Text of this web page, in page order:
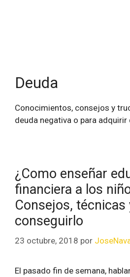
Deuda
Conocimientos, consejos y
deuda negativa o para
¿Como enseñar
financiera a los
Consejos,
conseguirlo
23 octubre, 2018 por
El pasado fin de semana,